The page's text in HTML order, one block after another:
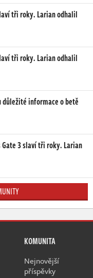
tři roky. Larian odhalil
tři roky. Larian odhalil
důležité informace o betě
Gate 3 slaví tři roky. Larian
KOMUNITA
Nejnovější
příspěvky